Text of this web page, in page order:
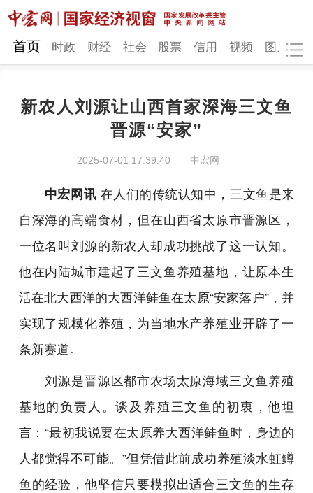
网站地图
财经 社会
图片
地方发展
首页 时政 财经 社会 股票 信用 视频 图片
新农人刘源让山西首家深海三文鱼
晋源“安家”
2025-07-01 17:39:40 中宏网
中宏网讯 在人们的传统认知中，三文鱼是来
自深海的高端食材，但在山西省太原市晋源区，
一位名叫刘源的新农人却成功挑战了这一认知。
他在内陆城市建起了三文鱼养殖基地，让原本生
活在北大西洋的大西洋鲑鱼在太原“安家落户”，并
实现了规模化养殖，为当地水产养殖业开辟了一
条新赛道。
刘源是晋源区都市农场太原海域三文鱼养殖
基地的负责人。谈及养殖三文鱼的初衷，他坦
言：“最初我说要在太原养大西洋鲑鱼时，身边的
人都觉得不可能。”但凭借此前成功养殖淡水虹鳟
鱼的经验，他坚信只要模拟出适合三文鱼的生存